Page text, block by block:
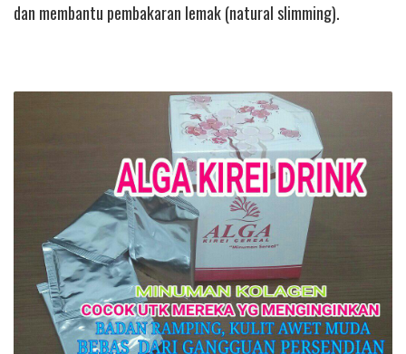
dan membantu pembakaran lemak (natural slimming).